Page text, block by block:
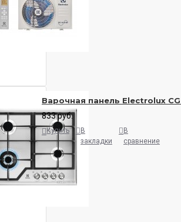
Варочная панель Electrolux
833 руб.
Купить
В
закладки
В
сравнение